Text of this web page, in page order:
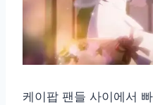
케이팝 팬들 사이에서